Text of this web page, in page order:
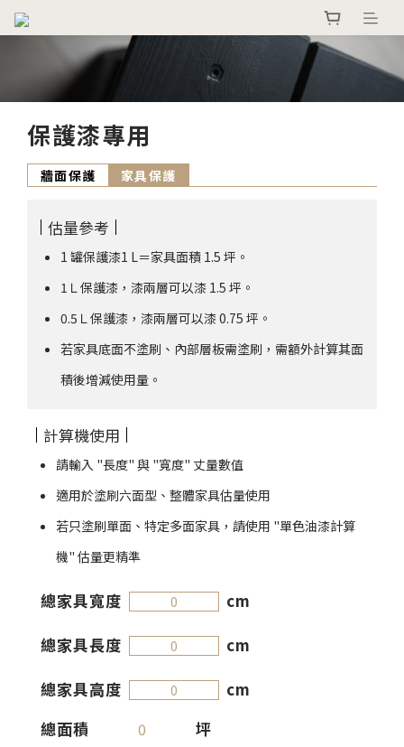
保護漆專用
牆面保護 家具保護
估量參考
1 罐保護漆1 L＝家具面積 1.5 坪。
1Ｌ保護漆，漆兩層可以漆 1.5 坪。
0.5Ｌ保護漆，漆兩層可以漆 0.75 坪。
若家具底面不塗刷、內部層板需塗刷，需額外計算其面
積後增減使用量。
計算機使用
請輸入 "長度" 與 "寬度" 丈量數值
適用於塗刷六面型、整體家具估量使用
若只塗刷單面、特定多面家具，請使用 "單色油漆計算
機" 估量更精準
總家具寬度
cm
總家具長度
cm
總家具高度
cm
總面積
0
坪